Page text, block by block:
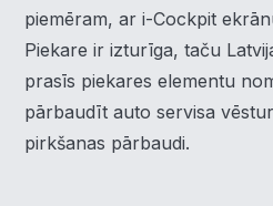
piemēram, ar i-Cockpit
Piekare ir izturīga, taču
prasīs piekares elementu
pārbaudīt auto servisa
pirkšanas pārbaudi.
▶ Analītika
Veiktspēja
Reklāma